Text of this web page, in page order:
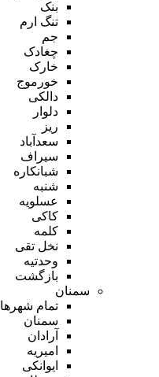
بنک
تنگ ارم
جم
چغادک
خارک
خورموج
دالکی
دلوار
ریز
سعدآباد
سیراف
شبانکاره
شنبه
عسلویه
کاکی
کلمه
نخل تقی
وحدتیه
بازگشت
سمنان
تمام شهر‌ها
سمنان
آرادان
امیریه
ایوانکی